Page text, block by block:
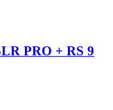
PRO + RS 9